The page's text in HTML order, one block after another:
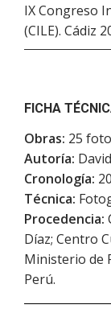
IX Congreso
(CILE). Cádiz
FICHA
Obras: 25
Autoría:
Cronología:
Técnica:
Procedencia:
Díaz; Centro
Ministerio de
Perú.